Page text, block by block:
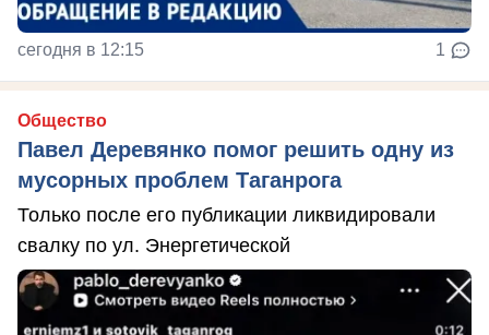
сегодня в 12:15 1
Общество
Павел Деревянко помог решить одну из
мусорных проблем Таганрога
Только после его публикации ликвидировали
свалку по ул. Энергетической